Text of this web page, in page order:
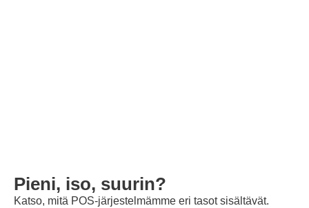
Pieni, iso, suurin?
Katso, mitä POS-järjestelmämme eri tasot sisältävät.